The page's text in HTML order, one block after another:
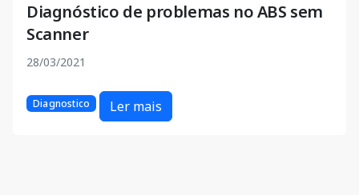
Diagnóstico de problemas no ABS sem
Scanner
28/03/2021
Diagnostico Ler mais